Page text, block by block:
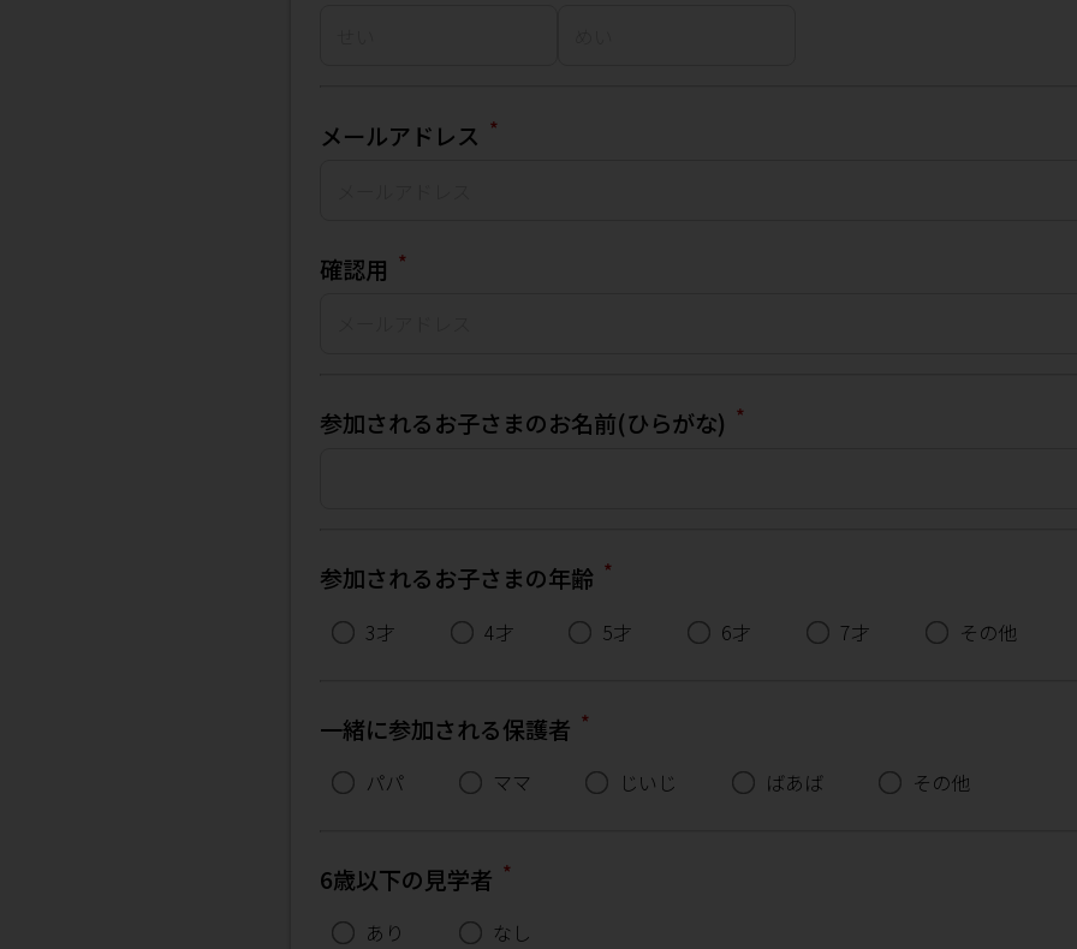
メールアドレス *
確認用 *
参加されるお子さまのお名前(ひらがな) *
参加されるお子さまの年齢 *
3才 4才 5才 6才 7才 その他
一緒に参加される保護者 *
パパ ママ じいじ ばあば その他
6歳以下の見学者 *
あり なし